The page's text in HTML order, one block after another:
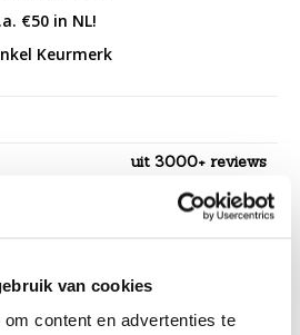
van cookies
content en advertenties te
€50 in NL!
Keurmerk
uit 3000+ reviews